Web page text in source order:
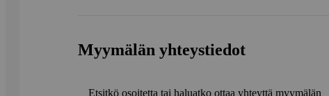
Myymälän yhteystiedot
Etsitkö osoitetta tai haluatko ottaa yhteyttä myymälän